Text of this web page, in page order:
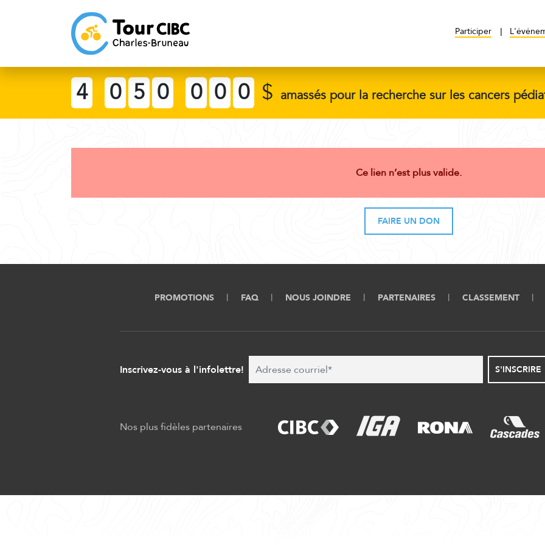
Participer
4 0 5 0 0 0 0 $ amassés pour la recherche sur les cancers
Ce lien n’est plus valide.
FAIRE UN DON
PROMOTIONS FAQ NOUS JOINDRE PARTENAIRES CLASSEMENT
Inscrivez-vous à l'infolettre! S'INSCRIRE
Nos plus fidèles partenaires